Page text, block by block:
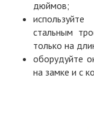
дюймов;
стальным
только на
оборудуйте
на замке и с